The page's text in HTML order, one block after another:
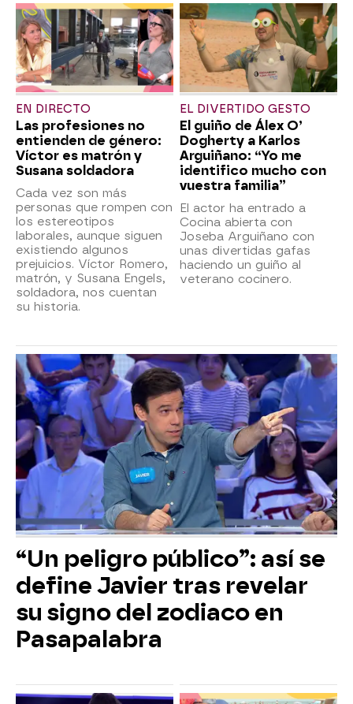
EN DIRECTO
Las profesiones no
entienden de género:
Víctor es matrón y
Susana soldadora
Cada vez son más
personas que rompen con
los estereotipos
laborales, aunque siguen
existiendo algunos
prejuicios. Víctor Romero,
matrón, y Susana Engels,
soldadora, nos cuentan
su historia.
EL DIVERTIDO GESTO
El guiño de Álex O’
Dogherty a Karlos
Arguiñano: “Yo me
identifico mucho con
vuestra familia”
El actor ha entrado a
Cocina abierta con
Joseba Arguiñano con
unas divertidas gafas
haciendo un guiño al
veterano cocinero.
“Un peligro público”: así se
define Javier tras revelar
su signo del zodiaco en
Pasapalabra